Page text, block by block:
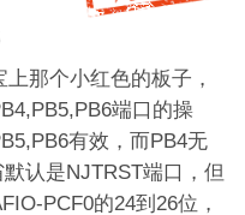
那个小红色的板子，
端口的操
有效，而PB4无
认是NJTRST端口，但
PCF0的24到26位，